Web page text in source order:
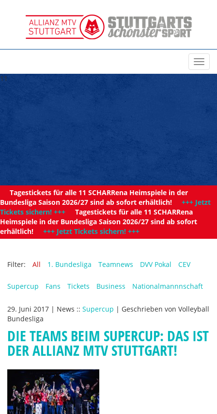
11
Tagestickets für alle 11 SCHARRena Heimspiele in der
Bundesliga Saison 2026/27 sind ab sofort erhältlich! +++ Jetzt
Tickets sichern! +++ Tagestickets für alle 11 SCHARRena
Heimspiele in der Bundesliga Saison 2026/27 sind ab sofort
erhältlich! +++ Jetzt Tickets sichern! +++
Filter: All 1. Bundesliga Teamnews DVV Pokal CEV
Supercup Fans Tickets Business Nationalmannnschaft
29. Juni 2017 | News :: Supercup | Geschrieben von Volleyball
Bundesliga
DIE TEAMS BEIM SUPERCUP: DAS IST
DER ALLIANZ MTV STUTTGART!